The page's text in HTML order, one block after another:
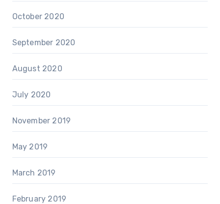
October 2020
September 2020
August 2020
July 2020
November 2019
May 2019
March 2019
February 2019